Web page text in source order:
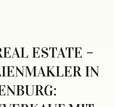
ESTATE –
IN